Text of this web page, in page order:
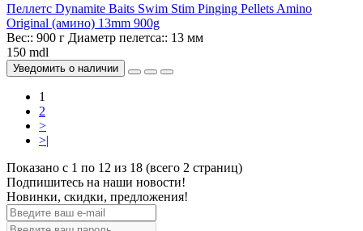
Пеллетс Dynamite Baits Swim Stim Pinging Pellets Amino
Original (амино) 13mm 900g
Вес:: 900 г Диаметр пелетса:: 13 мм
150 mdl
Уведомить о наличии
1
2
>
>|
Показано с 1 по 12 из 18 (всего 2 страниц)
Подпишитесь на наши новости!
Новинки, скидки, предложения!